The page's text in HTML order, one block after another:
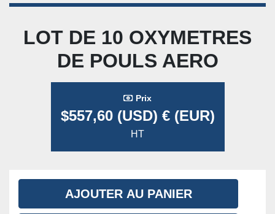
LOT DE 10 OXYMETRES
DE POULS AERO
Prix
$557,60 (USD) € (EUR)
HT
AJOUTER AU PANIER